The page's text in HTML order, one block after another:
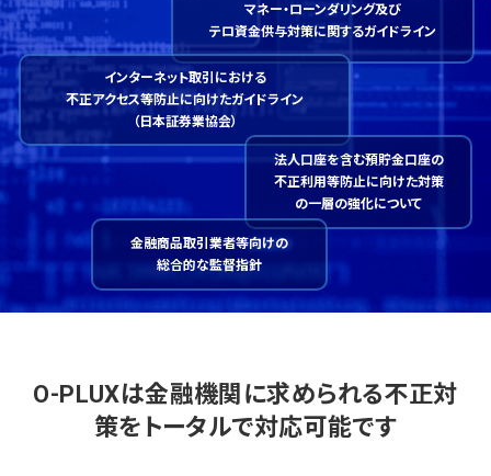
マネー・ローンダリング及び
テロ資金供与対策に関するガイドライン
インターネット取引における
不正アクセス等防止に向けたガイドライン
（日本証券業協会）
法人口座を含む預貯金口座の
不正利用等防止に向けた対策
の一層の強化について
金融商品取引業者等向けの
総合的な監督指針
O-PLUXは金融機関に求められる不正対
策を トータルで対応可能です